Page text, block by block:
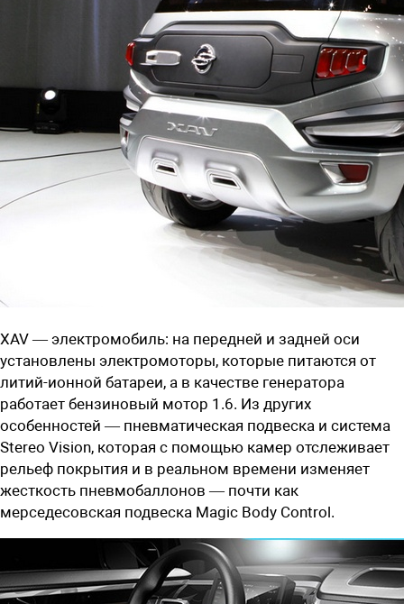
XAV — электромобиль: на передней и задней оси
установлены электромоторы, которые питаются от
литий-ионной батареи, а в качестве генератора
работает бензиновый мотор 1.6. Из других
особенностей — пневматическая подвеска и система
Stereo Vision, которая с помощью камер отслеживает
рельеф покрытия и в реальном времени изменяет
жесткость пневмобаллонов — почти как
мерседесовская подвеска Magic Body Control.